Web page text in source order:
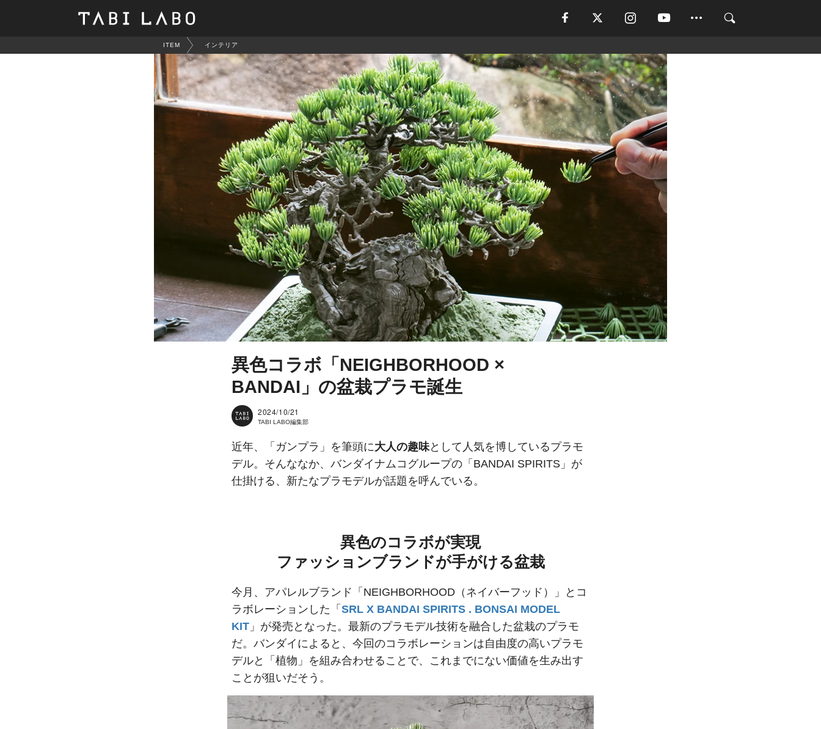
ITEM インテリア
異色コラボ「NEIGHBORHOOD ×
BANDAI」の盆栽プラモ誕生
2024/10/21
TABI LABO編集部
近年、「ガンプラ」を筆頭に大人の趣味として人気を博しているプラモ
デル。そんななか、バンダイナムコグループの「BANDAI SPIRITS」が
仕掛ける、新たなプラモデルが話題を呼んでいる。
異色のコラボが実現
ファッションブランドが手がける盆栽
今月、アパレルブランド「NEIGHBORHOOD（ネイバーフッド）」とコ
ラボレーションした「 SRL X BANDAI SPIRITS . BONSAI MODEL
KIT 」が発売となった。最新のプラモデル技術を融合した盆栽のプラモ
だ。バンダイによると、今回のコラボレーションは自由度の高いプラモ
デルと「植物」を組み合わせることで、これまでにない価値を生み出す
ことが狙いだそう。